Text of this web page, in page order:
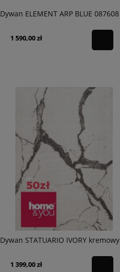
Dywan ELEMENT ARP BLUE 087608
1 590,00 zł
Dywan STATUARIO IVORY kremowy
1 399,00 zł